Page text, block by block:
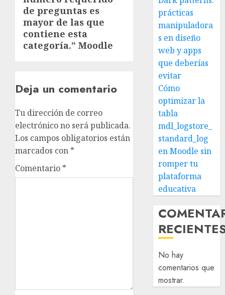
de preguntas es
mayor de las que
contiene esta
categoría.” Moodle
Deja un comentario
Tu dirección de correo
electrónico no será publicada.
Los campos obligatorios están
marcados con *
Comentario *
prácticas
manipuladora
s en diseño
web y apps
que deberías
evitar
Cómo
optimizar la
tabla
mdl_logstore_
standard_log
en Moodle sin
romper tu
plataforma
educativa
No hay
comentarios que
mostrar.